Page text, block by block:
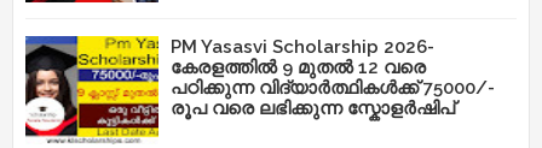
PM Yasasvi Scholarship 2026-
കേരളത്തിൽ 9 മുതൽ 12 വരെ
പഠിക്കുന്ന വിദ്യാർത്ഥികൾക്ക് 75000/-
രൂപ വരെ ലഭിക്കുന്ന സ്കോളർഷിപ്